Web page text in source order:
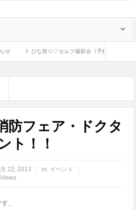
ひな祭り♡セルフ撮影会《予約制》
防フェア・ドクタ
ト！！
22, 2013 in: イベント
。